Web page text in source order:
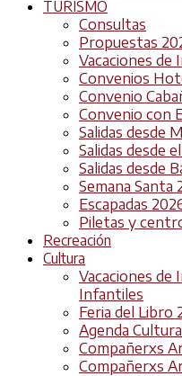
TURISMO
Consultas
Propuestas
Vacaciones de
Convenios
Convenio
Convenio con
Salidas desde
Salidas desde
Salidas desde
Semana Santa
Escapadas
Piletas y
Recreación
Cultura
Vacaciones de
Infantiles
Feria del Libro
Agenda Cultural
Compañerxs
Compañerxs